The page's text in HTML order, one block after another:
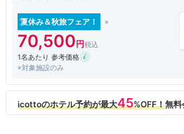
夏休み＆秋旅フェア！
70,500
1名あたり 参考価格
※対象施設のみ